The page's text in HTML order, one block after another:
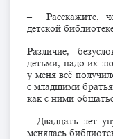
– Расскажите,
детской
Различие,
детьми, надо их
у меня всё
с младшими
как с ними
– Двадцать лет
менялась